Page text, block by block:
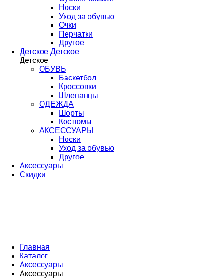
Носки
Уход за обувью
Очки
Перчатки
Другое
Детское Детское
Детское
ОБУВЬ
Баскетбол
Кроссовки
Шлепанцы
ОДЕЖДА
Шорты
Костюмы
АКСЕССУАРЫ
Носки
Уход за обувью
Другое
Аксессуары
Скидки
Главная
Каталог
Аксессуары
Аксессуары